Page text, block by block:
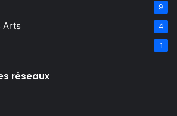
9
Arts 4
1
réseaux